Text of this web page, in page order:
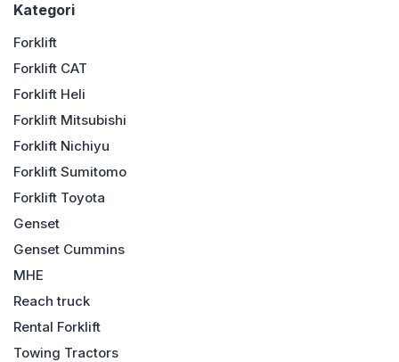
Kategori
Forklift
Forklift CAT
Forklift Heli
Forklift Mitsubishi
Forklift Nichiyu
Forklift Sumitomo
Forklift Toyota
Genset
Genset Cummins
MHE
Reach truck
Rental Forklift
Towing Tractors